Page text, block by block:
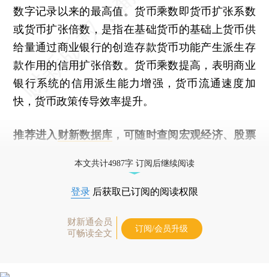
数字记录以来的最高值。货币乘数即货币扩张系数
或货币扩张倍数，是指在基础货币的基础上货币供
给量通过商业银行的创造存款货币功能产生派生存
款作用的信用扩张倍数。货币乘数提高，表明商业
银行系统的信用派生能力增强，货币流通速度加
快，货币政策传导效率提升。
推荐进入 财新数据库 ，可随时查阅宏观经济、股票
本文共计4987字 订阅后继续阅读
登录 后获取已订阅的阅读权限
财新通会员
可畅读全文
订阅/会员升级